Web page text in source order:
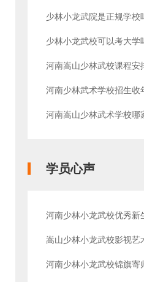
少林小龙武校可以考大学
河南嵩山少林武校课程安
学员心声